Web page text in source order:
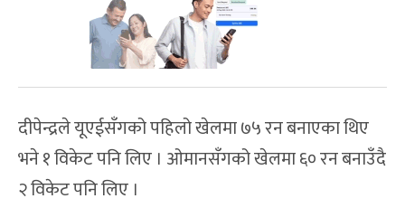
दीपेन्द्रले यूएईसँगको पहिलो खेलमा ७५ रन बनाएका थिए
भने १ विकेट पनि लिए । ओमानसँगको खेलमा ६० रन बनाउँदै
२ विकेट पनि लिए ।